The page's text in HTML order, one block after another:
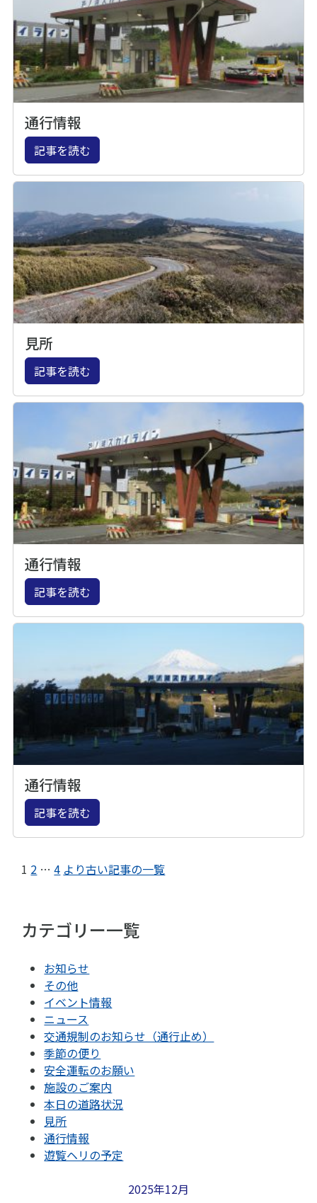
通行情報
記事を読む
見所
記事を読む
通行情報
記事を読む
通行情報
記事を読む
1 2 … 4 より古い記事の一覧
カテゴリー一覧
お知らせ
その他
イベント情報
ニュース
交通規制のお知らせ（通行止め）
季節の便り
安全運転のお願い
施設のご案内
本日の道路状況
見所
通行情報
遊覧ヘリの予定
2025年12月